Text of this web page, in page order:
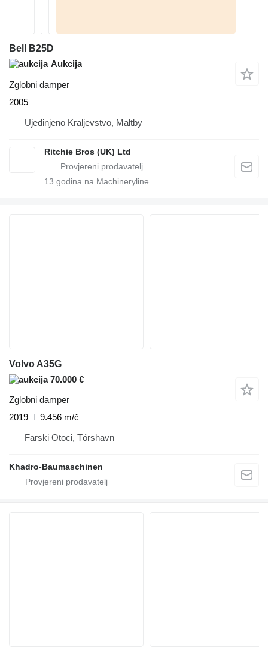
Bell B25D
Aukcija
Zglobni damper
2005
Ujedinjeno Kraljevstvo, Maltby
Ritchie Bros (UK) Ltd
13 godina na Machineryline
Volvo A35G
70.000 €
Zglobni damper
2019
9.456 m/č
Farski Otoci, Tórshavn
Khadro-Baumaschinen